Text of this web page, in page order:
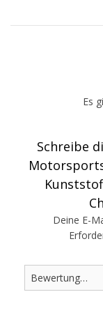
Es
Schreibe
Deine E-